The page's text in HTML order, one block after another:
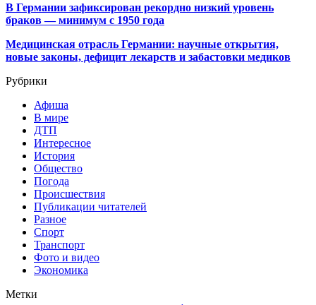
В Германии зафиксирован рекордно низкий уровень
браков — минимум с 1950 года
Медицинская отрасль Германии: научные открытия,
новые законы, дефицит лекарств и забастовки медиков
Рубрики
Афиша
В мире
ДТП
Интересное
История
Общество
Погода
Происшествия
Публикации читателей
Разное
Спорт
Транспорт
Фото и видео
Экономика
Метки